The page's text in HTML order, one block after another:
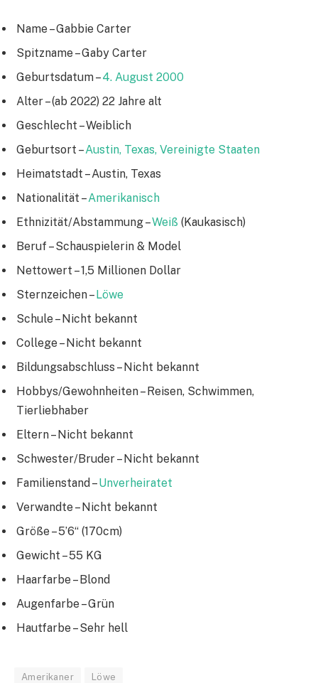
Name – Gabbie Carter
Spitzname – Gaby Carter
Geburtsdatum –4. August 2000
Alter – (ab 2022) 22 Jahre alt
Geschlecht – Weiblich
Geburtsort –Austin, Texas, Vereinigte Staaten
Heimatstadt – Austin, Texas
Nationalität –Amerikanisch
Ethnizität/Abstammung –Weiß (Kaukasisch)
Beruf – Schauspielerin & Model
Nettowert – 1,5 Millionen Dollar
Sternzeichen –Löwe
Schule – Nicht bekannt
College – Nicht bekannt
Bildungsabschluss – Nicht bekannt
Hobbys/Gewohnheiten – Reisen, Schwimmen,
Tierliebhaber
Eltern – Nicht bekannt
Schwester/Bruder – Nicht bekannt
Familienstand –Unverheiratet
Verwandte – Nicht bekannt
Größe – 5’6“ (170cm)
Gewicht – 55 KG
Haarfarbe – Blond
Augenfarbe – Grün
Hautfarbe – Sehr hell
Amerikaner Löwe